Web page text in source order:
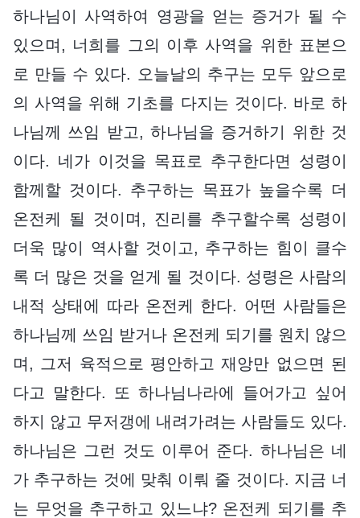
하나님이 사역하여 영광을 얻는 증거가 될 수
있으며, 너희를 그의 이후 사역을 위한 표본으
로 만들 수 있다. 오늘날의 추구는 모두 앞으로
의 사역을 위해 기초를 다지는 것이다. 바로 하
나님께 쓰임 받고, 하나님을 증거하기 위한 것
이다. 네가 이것을 목표로 추구한다면 성령이
함께할 것이다. 추구하는 목표가 높을수록 더
온전케 될 것이며, 진리를 추구할수록 성령이
더욱 많이 역사할 것이고, 추구하는 힘이 클수
록 더 많은 것을 얻게 될 것이다. 성령은 사람의
내적 상태에 따라 온전케 한다. 어떤 사람들은
하나님께 쓰임 받거나 온전케 되기를 원치 않으
며, 그저 육적으로 평안하고 재앙만 없으면 된
다고 말한다. 또 하나님나라에 들어가고 싶어
하지 않고 무저갱에 내려가려는 사람들도 있다.
하나님은 그런 것도 이루어 준다. 하나님은 네
가 추구하는 것에 맞춰 이뤄 줄 것이다. 지금 너
는 무엇을 추구하고 있느냐? 온전케 되기를 추